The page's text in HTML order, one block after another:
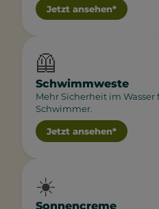
Jetzt ansehen*
🦺
Schwimmweste
Mehr Sicherheit im
Schwimmer.
Jetzt ansehen*
☀️
Sonnencreme